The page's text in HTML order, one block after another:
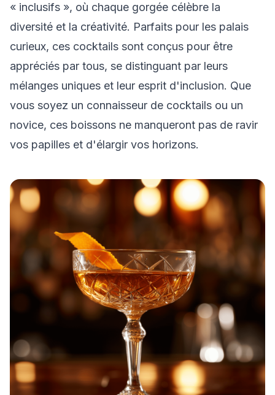
« inclusifs », où chaque gorgée célèbre la
diversité et la créativité. Parfaits pour les palais
curieux, ces cocktails sont conçus pour être
appréciés par tous, se distinguant par leurs
mélanges uniques et leur esprit d'inclusion. Que
vous soyez un connaisseur de cocktails ou un
novice, ces boissons ne manqueront pas de ravir
vos papilles et d'élargir vos horizons.